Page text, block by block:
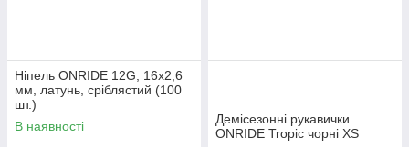
Ніпель ONRIDE 12G, 16x2,6
мм, латунь, сріблястий (100
шт.)
В наявності
Демісезонні рукавички
ONRIDE Tropic чорні XS